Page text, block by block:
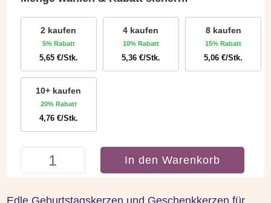
2 kaufen
5% Rabatt
5,65 €/Stk.
4 kaufen
10% Rabatt
5,36 €/Stk.
8 kaufen
15% Rabatt
5,06€/Stk.
10+ kaufen
20% Rabatt
4,76 €/Stk.
Geschenkkerze
In den Warenkorb
Edle Geburtstagskerzen und Geschenkkerzen für